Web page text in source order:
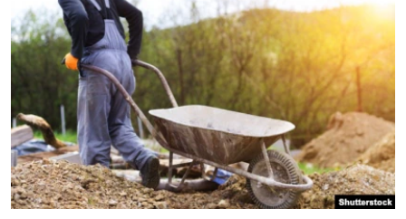
ТОҶИКӢ
TÜRKMENÇE
Все сайты РСЕ/РС